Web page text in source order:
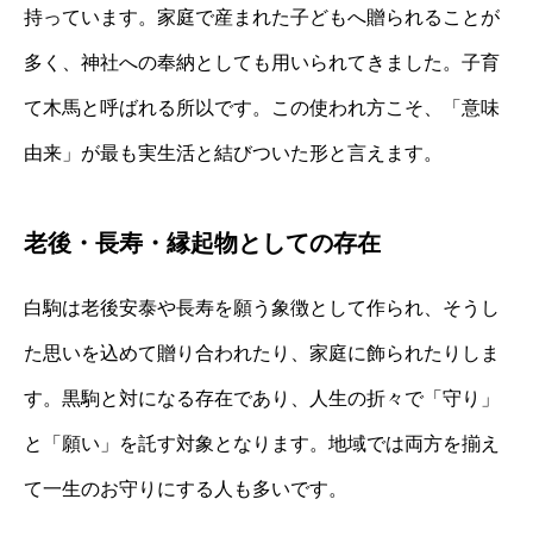
持っています。家庭で産まれた子どもへ贈られることが
多く、神社への奉納としても用いられてきました。子育
て木馬と呼ばれる所以です。この使われ方こそ、「意味
由来」が最も実生活と結びついた形と言えます。
老後・長寿・縁起物としての存在
白駒は老後安泰や長寿を願う象徴として作られ、そうし
た思いを込めて贈り合われたり、家庭に飾られたりしま
す。黒駒と対になる存在であり、人生の折々で「守り」
と「願い」を託す対象となります。地域では両方を揃え
て一生のお守りにする人も多いです。